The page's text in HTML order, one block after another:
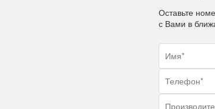
Оставьте
с Вами в
Ваши